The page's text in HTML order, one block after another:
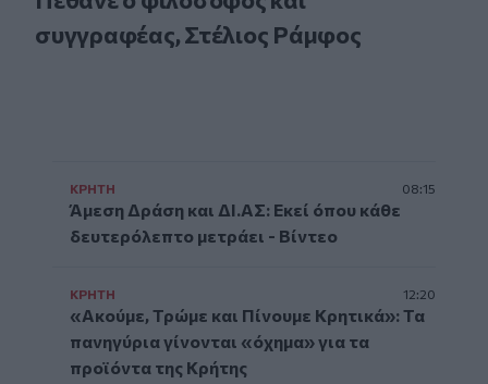
συγγραφέας, Στέλιος Ράμφος
ΚΡΗΤΗ 08:15
Άμεση Δράση και ΔΙ.ΑΣ: Εκεί όπου κάθε
δευτερόλεπτο μετράει - Βίντεο
ΚΡΗΤΗ 12:20
«Ακούμε, Τρώμε και Πίνουμε Κρητικά»: Τα
πανηγύρια γίνονται «όχημα» για τα
προϊόντα της Κρήτης